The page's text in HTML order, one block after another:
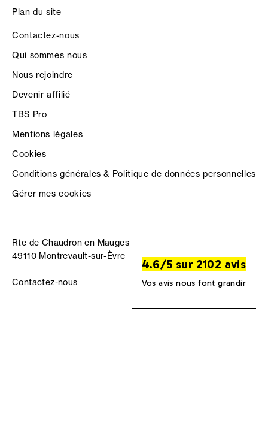
Plan du site
Contactez-nous
Qui sommes nous
Nous rejoindre
Devenir affilié
TBS Pro
Mentions légales
Cookies
Conditions générales & Politique de données personnelles
Gérer mes cookies
Rte de Chaudron en Mauges
49110 Montrevault-sur-Èvre
Contactez-nous
4.6/5 sur 2102 avis
Vos avis nous font grandir